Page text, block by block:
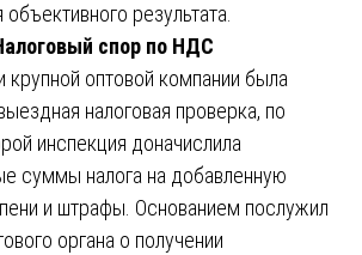
результата.
спор по НДС
крупной оптовой компании была
налоговая проверка, по
инспекция доначислила
суммы налога на добавленную
и штрафы. Основанием послужил
органа о получении